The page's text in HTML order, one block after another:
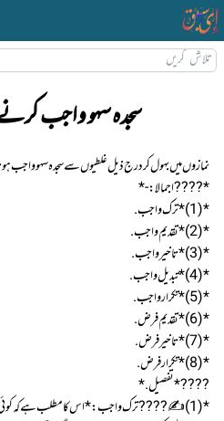
سجدہ سہو واجب
نمازوں میں بهول کر درج ذیل غلطیوں سے سجدہ سہو واجب
*????اجمالا:-*
*(1)* ترک واجب .
*(2)* تقدیم واجب.
*(3)* تاخیر واجب .
*(4)* تبدیل واجب .
*(5)* تکرار واجب .
*(6)* تقدیم فرض .
*(7)* تاخیر فرض .
*(8)* تکرار فرض .
???? *تفصیل.*
*( 1) ✍???? ترک واجب:* اس کا مطلب هے کہ کوئی واجب کسی شخص سے بهول کر چهوٹ جائے.